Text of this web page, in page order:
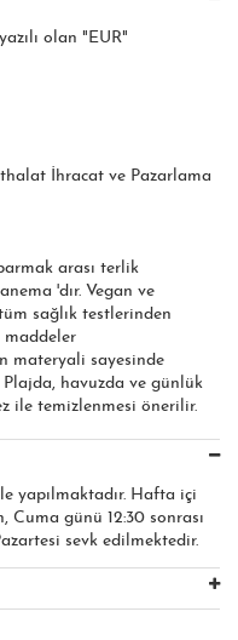
olan "EUR"
İhracat ve Pazarlama
arası terlik
'dır. Vegan ve
sağlık testlerinden
maddeler
materyali sayesinde
Plajda, havuzda ve günlük
ile temizlenmesi önerilir.
yapılmaktadır. Hafta içi
Cuma günü 12:30 sonrası
sevk edilmektedir.